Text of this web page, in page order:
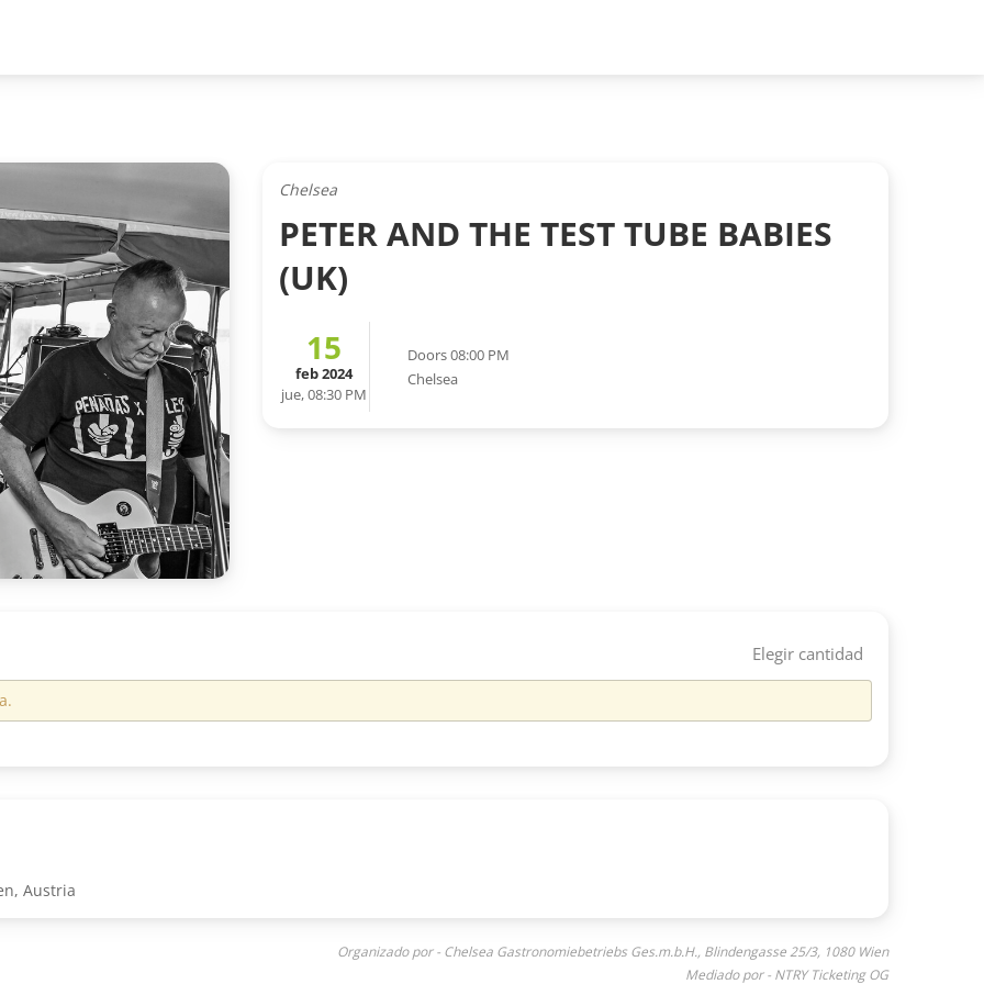
Chelsea
PETER AND THE TEST TUBE BABIES
(UK)
15
feb 2024
jue, 08:30 PM
Doors 08:00 PM
Chelsea
Elegir cantidad
Austria
Organizado por - Chelsea Gastronomiebetriebs Ges.m.b.H., Blindengasse 25/3, 1080 Wien
Mediado por - NTRY Ticketing OG